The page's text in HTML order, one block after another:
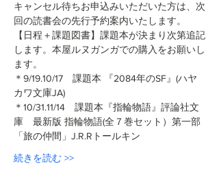
キャンセル待ちお申込みいただいた方は、次
回の読書会の先行予約案内いたします。
【日程＋課題図書】課題本が決まり次第追記
します。本屋ルヌガンガでの購入をお願いし
ます。
＊9/19.10/17　課題本 『2084年のSF』(ハヤ
カワ文庫JA)
＊10/31.11/14　課題本『指輪物語』評論社文
庫　最新版 指輪物語(全７巻セット）第一部
「旅の仲間」J.R.Rトールキン
続きを読む >>